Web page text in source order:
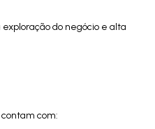
do negócio e alta
contam com: